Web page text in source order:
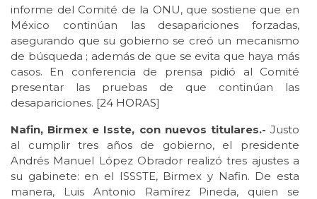
informe del Comité de la ONU, que sostiene que en
México continúan las desapariciones forzadas,
asegurando que su gobierno se creó un mecanismo
de búsqueda ; además de que se evita que haya más
casos. En conferencia de prensa pidió al Comité
presentar las pruebas de que continúan las
desapariciones. [24 HORAS]
Nafin, Birmex e Isste, con nuevos titulares.- Justo
al cumplir tres años de gobierno, el presidente
Andrés Manuel López Obrador realizó tres ajustes a
su gabinete: en el ISSSTE, Birmex y Nafin. De esta
manera, Luis Antonio Ramírez Pineda, quien se